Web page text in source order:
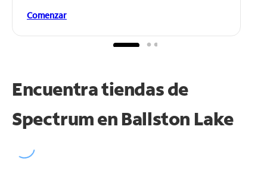
Comenzar
Encuentra tiendas de
Spectrum en Ballston Lake